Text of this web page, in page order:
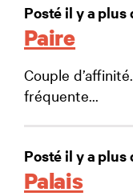
Posté il y a plus
Paire
Couple
fréquente...
Posté il y a plus
Palais